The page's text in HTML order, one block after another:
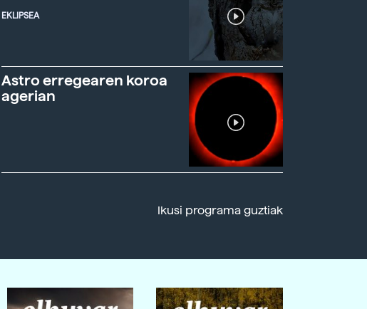
EKLIPSEA
Astro erregearen koroa
agerian
Ikusi programa guztiak